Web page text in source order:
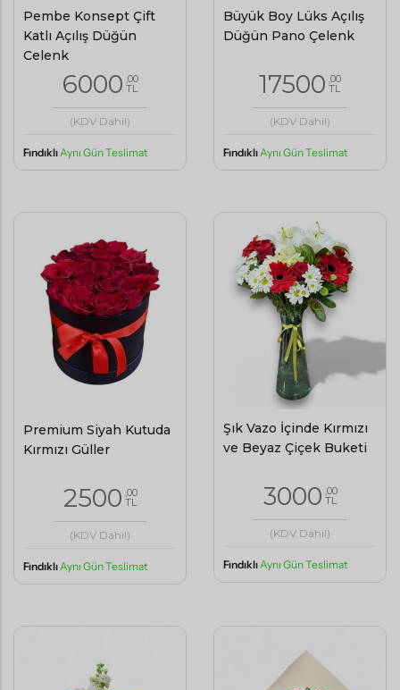
Pembe Konsept Çift
Katlı Açılış Düğün
Çelenk
6000 ,00
TL
(KDV Dahil)
FındıklıAynı Gün Teslimat
Büyük Boy Lüks Açılış
Düğün Pano Çelenk
17500 ,00
TL
(KDV Dahil)
FındıklıAynı Gün Teslimat
Premium Siyah Kutuda
Kırmızı Güller
2500 ,00
TL
(KDV Dahil)
FındıklıAynı Gün Teslimat
Şık Vazo İçinde Kırmızı
ve Beyaz Çiçek Buketi
3000 ,00
TL
(KDV Dahil)
Fındıklı Aynı Gün Teslimat